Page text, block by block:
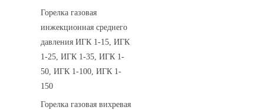
Горелка газовая
инжекционная среднего
давления ИГК 1-15, ИГК
1-25, ИГК 1-35, ИГК 1-
50, ИГК 1-100, ИГК 1-
150
Горелка газовая вихревая